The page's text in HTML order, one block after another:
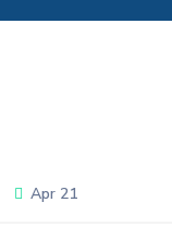
Apr 21